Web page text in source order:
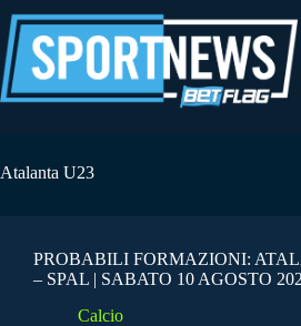
al
contenuto
Atalanta U23
PROBABILI FORMAZIONI:
– SPAL | SABATO 10 AGOSTO
Calcio